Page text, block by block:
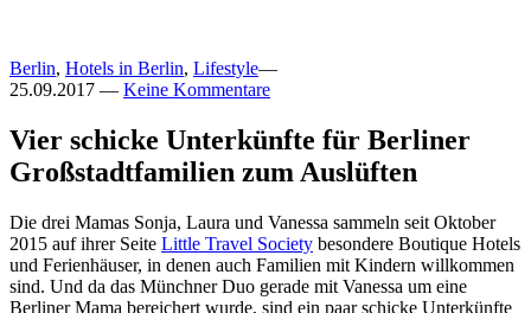
Berlin, Hotels in Berlin, Lifestyle—
25.09.2017 — Keine Kommentare
Vier schicke Unterkünfte für Berliner
Großstadtfamilien zum Auslüften
Die drei Mamas Sonja, Laura und Vanessa sammeln seit Oktober
2015 auf ihrer Seite Little Travel Society besondere Boutique Hotels
und Ferienhäuser, in denen auch Familien mit Kindern willkommen
sind. Und da das Münchner Duo gerade mit Vanessa um eine
Berliner Mama bereichert wurde, sind ein paar schicke Unterkünfte